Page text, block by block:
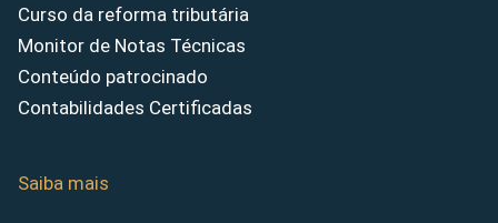
Curso da reforma tributária
Monitor de Notas Técnicas
Conteúdo patrocinado
Contabilidades Certificadas
Saiba mais